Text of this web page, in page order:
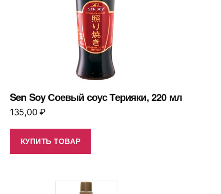
Sen Soy Соевый соус Терияки, 220 мл
135,00₽
КУПИТЬ ТОВАР